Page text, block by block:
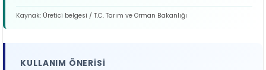
Kaynak: Üretici belgesi / T.C. Tarım ve Orman Bakanlığı
KULLANIM ÖNERISI